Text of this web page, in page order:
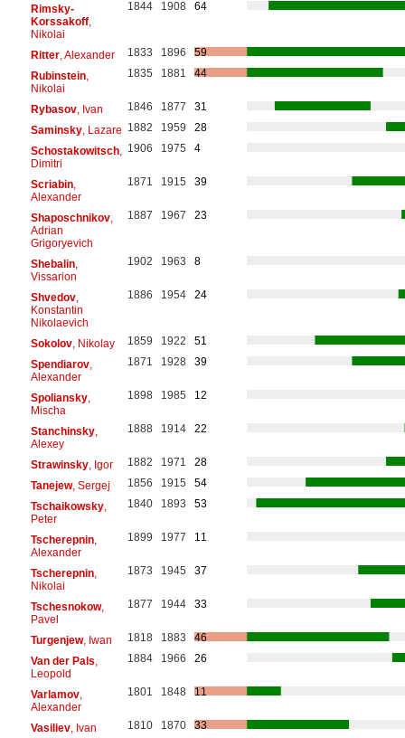
Rimsky-
Korssakoff,
Nikolai
1844 1908 64
Ritter, Alexander 1833 1896
59
Rubinstein,
Nikolai
1835 1881 44
Rybasov, Ivan 1846 1877
31
Saminsky, Lazare 1882 1959
28
Schostakowitsch,
Dimitri
1906 1975 4
Scriabin,
Alexander
1871 1915 39
Shaposchnikov,
Adrian
Grigoryevich
1887 1967 23
Shebalin,
Vissarion
1902 1963 8
Shvedov,
Konstantin
Nikolaevich
1886 1954 24
Sokolov, Nikolay 1859 1922
51
Spendiarov,
Alexander
1871 1928 39
Spoliansky,
Mischa
1898 1985 12
Stanchinsky,
Alexey
1888 1914 22
Strawinsky, Igor 1882 1971
28
Tanejew, Sergej 1856 1915
54
Tschaikowsky,
Peter
1840 1893 53
Tscherepnin,
Alexander
1899 1977 11
Tscherepnin,
Nikolai
1873 1945 37
Tschesnokow,
Pavel
1877 1944 33
Turgenjew, Iwan 1818 1883
46
Van der Pals
Leopold
1884 1966 26
Varlamov,
Alexander
1801 1848 11
Vasiliev, Ivan 1810 1870
33